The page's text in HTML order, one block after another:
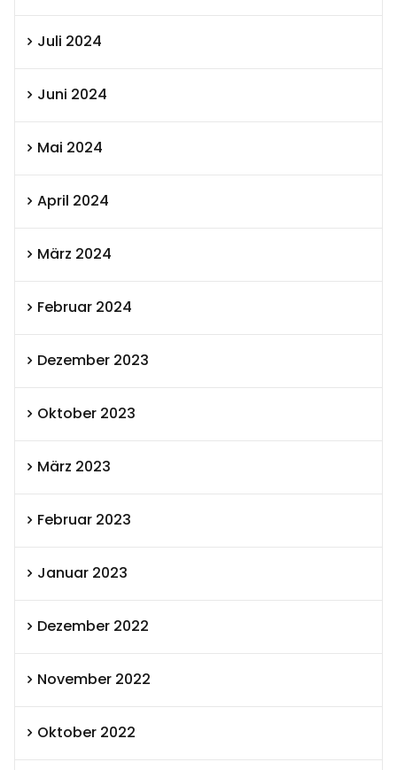
Juli 2024
Juni 2024
Mai 2024
April 2024
März 2024
Februar 2024
Dezember 2023
Oktober 2023
März 2023
Februar 2023
Januar 2023
Dezember 2022
November 2022
Oktober 2022